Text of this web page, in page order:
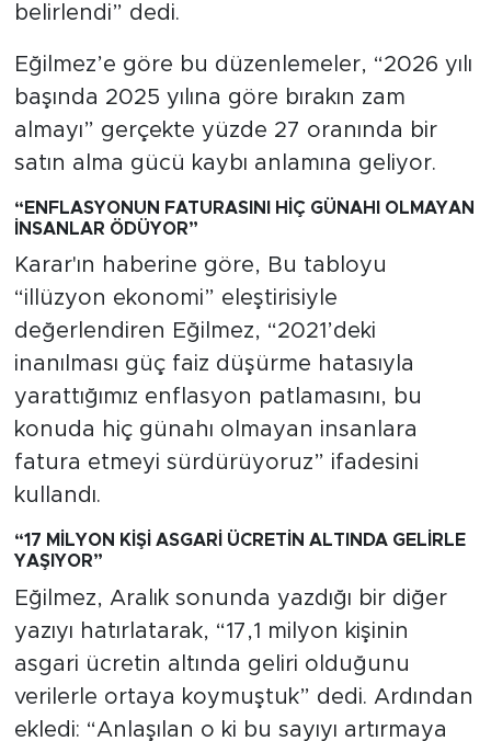
belirlendi” dedi.
Eğilmez’e göre bu düzenlemeler, “2026 yılı
başında 2025 yılına göre bırakın zam
almayı” gerçekte yüzde 27 oranında bir
satın alma gücü kaybı anlamına geliyor.
“ENFLASYONUN FATURASINI
HİÇ GÜNAHI OLMAYAN
İNSANLAR ÖDÜYOR”
Karar'ın haberine göre, Bu tabloyu
“illüzyon ekonomi” eleştirisiyle
değerlendiren Eğilmez, “2021’deki
inanılması güç faiz düşürme hatasıyla
yarattığımız enflasyon patlamasını, bu
konuda hiç günahı olmayan insanlara
fatura etmeyi sürdürüyoruz” ifadesini
kullandı.
“17 MİLYON KİŞİ ASGARİ ÜCRETİN ALTINDA GELİRLE
YAŞIYOR”
Eğilmez, Aralık sonunda yazdığı bir diğer
yazıyı hatırlatarak, “17,1 milyon kişinin
asgari ücretin altında geliri olduğunu
verilerle ortaya koymuştuk” dedi. Ardından
ekledi: “Anlaşılan o ki bu sayıyı artırmaya